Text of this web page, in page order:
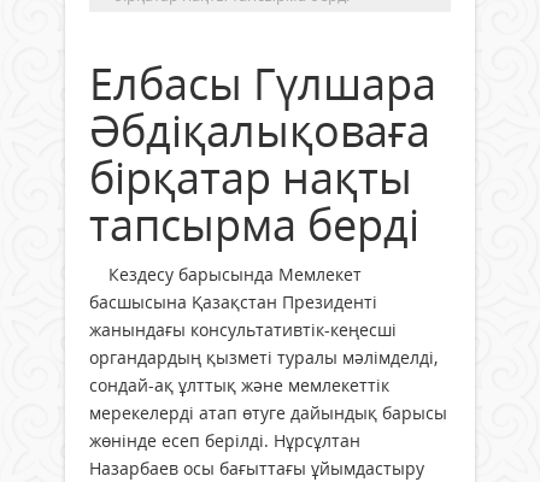
Елбасы Гүлшара
Әбдіқалықоваға
бірқатар нақты
тапсырма берді
Кездесу барысында Мемлекет
басшысына Қазақстан Президенті
жанындағы консультативтік-кеңесші
органдардың қызметі туралы мәлімделді,
сондай-ақ ұлттық және мемлекеттік
мерекелерді атап өтуге дайындық барысы
жөнінде есеп берілді. Нұрсұлтан
Назарбаев осы бағыттағы ұйымдастыру